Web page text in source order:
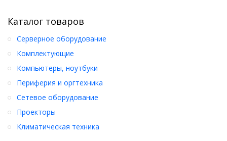
Каталог товаров
Серверное оборудование
Комплектующие
Компьютеры, ноутбуки
Периферия и оргтехника
Сетевое оборудование
Проекторы
Климатическая техника